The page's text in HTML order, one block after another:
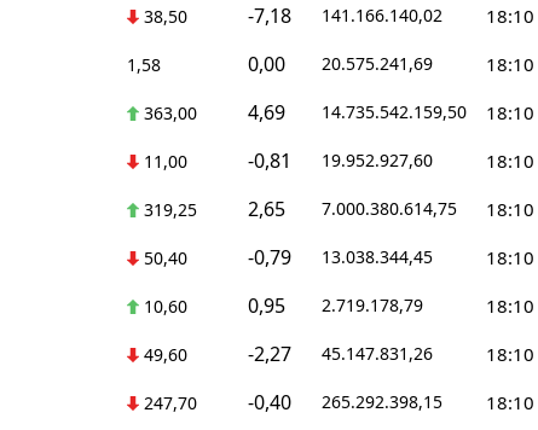
38,50 -7,18 141.166.140,02 18:10
1,58 0,00 20.575.241,69 18:10
363,00 4,69 14.735.542.159,50 18:10
11,00 -0,81 19.952.927,60 18:10
319,25 2,65 7.000.380.614,75 18:10
50,40 -0,79 13.038.344,45 18:10
10,60 0,95 2.719.178,79 18:10
49,60 -2,27 45.147.831,26 18:10
247,70 -0,40 265.292.398,15 18:10